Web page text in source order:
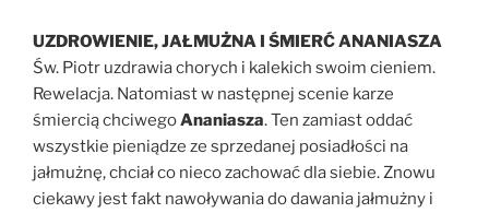
UZDROWIENIE, JAŁMUŻNA I ŚMIERĆ ANANIASZA
Św. Piotr uzdrawia chorych i kalekich swoim cieniem.
Rewelacja. Natomiast w następnej scenie karze
śmiercią chciwegoAnaniasza. Ten zamiast oddać
wszystkie pieniądze ze sprzedanej posiadłości na
jałmużnę, chciał co nieco zachować dla siebie. Znowu
ciekawy jest fakt nawoływania do dawania jałmużny i